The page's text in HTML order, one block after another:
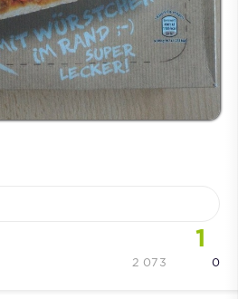
1
0
2 073